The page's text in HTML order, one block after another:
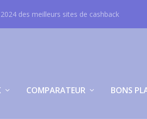
des meilleurs sites de cashback
COMPARATEUR BONS